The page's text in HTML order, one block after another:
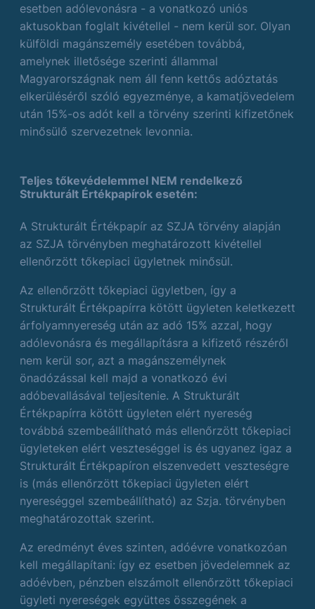
esetben adólevonásra - a vonatkozó uniós
aktusokban foglalt kivétellel - nem kerül sor. Olyan
külföldi magánszemély esetében továbbá,
amelynek illetősége szerinti állammal
Magyarországnak nem áll fenn kettős adóztatás
elkerüléséről szóló egyezménye, a kamatjövedelem
után 15%-os adót kell a törvény szerinti kifizetőnek
minősülő szervezetnek levonnia.
Teljes tőkevédelemmel NEM rendelkező
Strukturált Értékpapírok esetén:
A Strukturált Értékpapír az SZJA törvény alapján
az SZJA törvényben meghatározott kivétellel
ellenőrzött tőkepiaci ügyletnek minősül.
Az ellenőrzött tőkepiaci ügyletben, így a
Strukturált Értékpapírra kötött ügyleten keletkezett
árfolyamnyereség után az adó 15% azzal, hogy
adólevonásra és megállapításra a kifizető részéről
nem kerül sor, azt a magánszemélynek
önadózással kell majd a vonatkozó évi
adóbevallásával teljesítenie. A Strukturált
Értékpapírra kötött ügyleten elért nyereség
továbbá szembeállítható más ellenőrzött tőkepiaci
ügyleteken elért veszteséggel is és ugyanez igaz a
Strukturált Értékpapíron elszenvedett veszteségre
is (más ellenőrzött tőkepiaci ügyleten elért
nyereséggel szembeállítható) az Szja. törvényben
meghatározottak szerint.
Az eredményt éves szinten, adóévre vonatkozóan
kell megállapítani: így ez esetben jövedelemnek az
adóévben, pénzben elszámolt ellenőrzött tőkepiaci
ügyleti nyereségek együttes összegének a